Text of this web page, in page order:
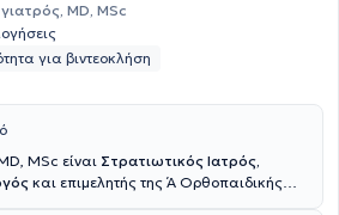
MD, MSc
για βιντεοκλήση
MSc είναι Στρατιωτικός Ιατρός,
και επιμελητής της Ά Ορθοπαιδικής